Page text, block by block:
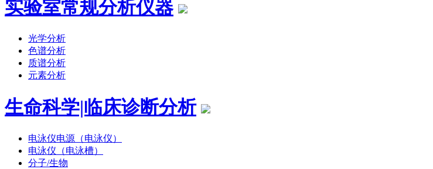
实验室常规分析仪器
光学分析
色谱分析
质谱分析
元素分析
生命科学|临床诊断分析
电泳仪电源（电泳仪）
电泳仪（电泳槽）
分子/生物